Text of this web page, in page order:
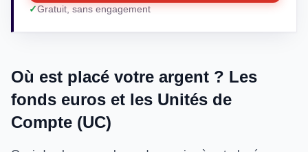
Gratuit, sans engagement
Où est placé votre argent ? Les
fonds euros et les Unités de
Compte (UC)